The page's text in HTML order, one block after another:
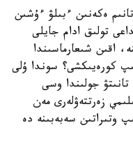
ەكەنىن ءبىلۋ ءۇشىن
تولىق ادام جايلى
اقىن شىعارماسىندا
كورەيىكشى؟ سوندا ۇلى
جولىندا وسى
زەرتتەۋلەرى مەن
وتىراتىن سەبەبىنە دە